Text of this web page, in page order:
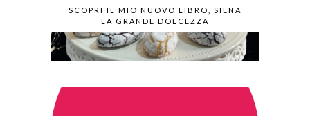
SCOPRI IL MIO NUOVO LIBRO, SIENA
LA GRANDE DOLCEZZA